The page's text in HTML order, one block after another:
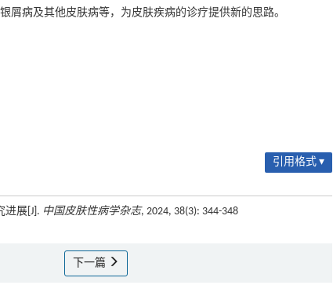
病及其他皮肤病等，为皮肤疾病的诊疗提供新的思路。
引用格式 ▾
进展[J]. 中国皮肤性病学杂志, 2024, 38(3): 344-348
下一篇